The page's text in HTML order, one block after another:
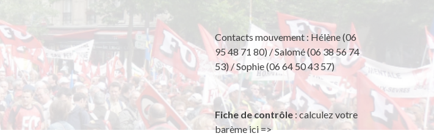
Contacts mouvement : Hélène (06
95 48 71 80) / Salomé (06 38 56 74
53) / Sophie (06 64 50 43 57)
Fiche de contrôle: calculez votre
barème ici =>